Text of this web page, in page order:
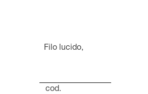
telaio. Filo lucido,
5 mm.
cod.